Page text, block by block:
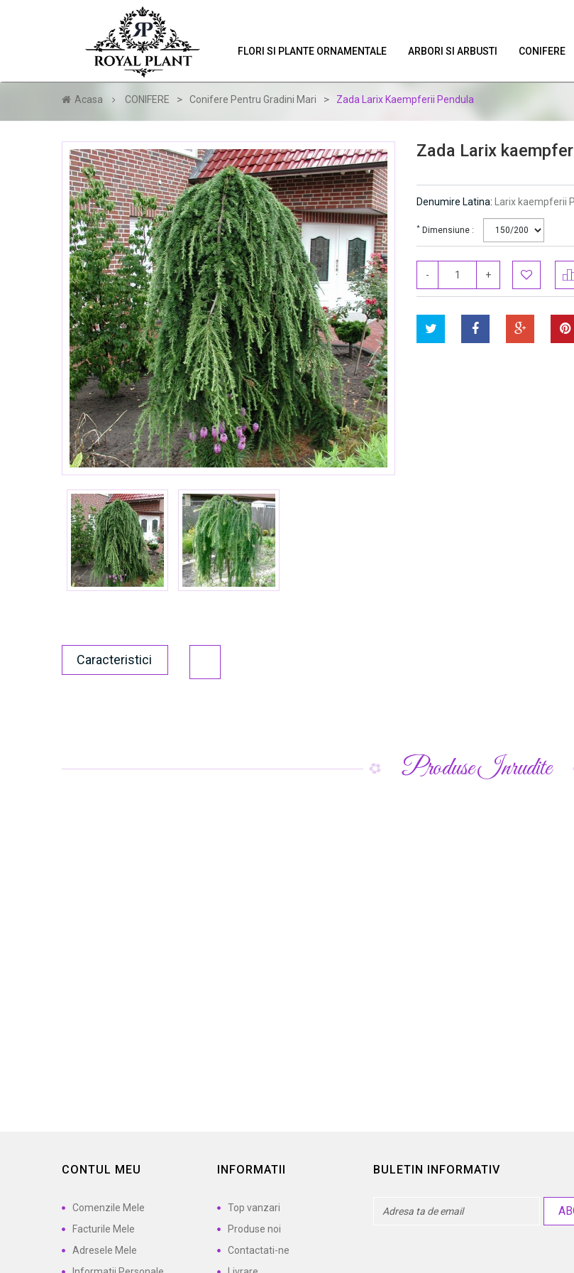
FLORI SI PLANTE ORNAMENTALE ARBORI SI ARBUSTI CONIFERE
Acasa CONIFERE > Conifere Pentru Gradini Mari > Zada Larix Kaempferii Pendula
Zada Larix
Denumire Latina: Larix kaempferii
* Dimensiune :
- +
Caracteristici
Produse Inrudite
CONTUL MEU
Comenzile Mele
Facturile Mele
Adresele Mele
INFORMATII
Top vanzari
Produse noi
Contactati-ne
BULETIN INFORMATIV